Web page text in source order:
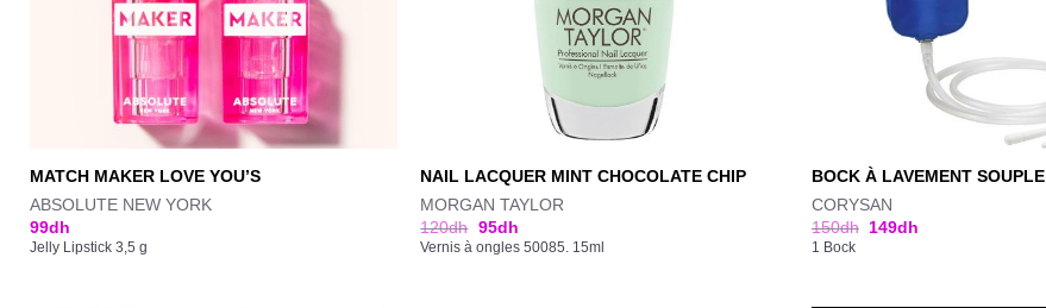
MATCH MAKER LOVE YOU’S
ABSOLUTE NEW YORK
99dh
Jelly Lipstick 3,5 g
NAIL LACQUER MINT CHOCOLATE CHIP
MORGAN TAYLOR
120dh 95dh
Vernis à ongles 50085. 15ml
BOCK À LAVEMENT SOUPLE
CORYSAN
150dh 149dh
1 Bock